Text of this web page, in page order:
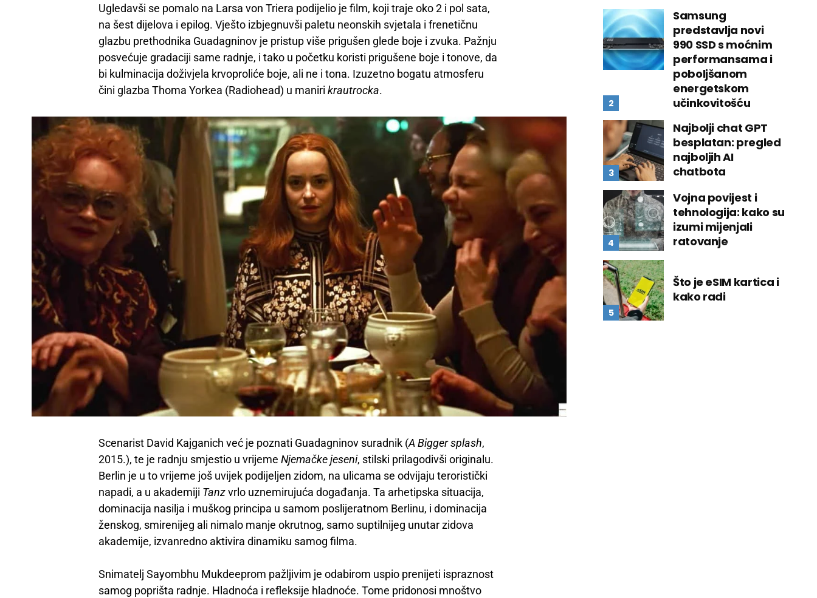
Ugledavši se pomalo na Larsa von Triera podijelio je film, koji traje oko 2 i pol sata,
na šest dijelova i epilog. Vješto izbjegnuvši paletu neonskih svjetala i frenetičnu
glazbu prethodnika Guadagninov je pristup više prigušen glede boje i zvuka. Pažnju
posvećuje gradaciji same radnje, i tako u početku koristi prigušene boje i tonove, da
bi kulminacija doživjela krvoproliće boje, ali ne i tona. Izuzetno bogatu atmosferu
čini glazba Thoma Yorkea (Radiohead) u maniri krautrocka.
Scenarist David Kajganich već je poznati Guadagninov suradnik (A Bigger splash,
2015.), te je radnju smjestio u vrijeme Njemačke jeseni, stilski prilagodivši originalu.
Berlin je u to vrijeme još uvijek podijeljen zidom, na ulicama se odvijaju teroristički
napadi, a u akademiji Tanzvrlo uznemirujuća događanja. Ta arhetipska situacija,
dominacija nasilja i muškog principa u samom poslijeratnom Berlinu, i dominacija
ženskog, smirenijeg ali nimalo manje okrutnog, samo suptilnijeg unutar zidova
akademije, izvanredno aktivira dinamiku samog filma.
Snimatelj Sayombhu Mukdeeprom pažljivim je odabirom uspio prenijeti ispraznost
samog poprišta radnje. Hladnoća i refleksije hladnoće. Tome pridonosi mnoštvo
Samsung
predstavlja novi
990 SSD s moćnim
performansama i
poboljšanom
energetskom
učinkovitošću
Najbolji chat GPT
besplatan: pregled
najboljih AI
chatbota
Vojna povijest i
tehnologija: kako su
izumi mijenjali
ratovanje
Što je eSIM kartica i
kako radi